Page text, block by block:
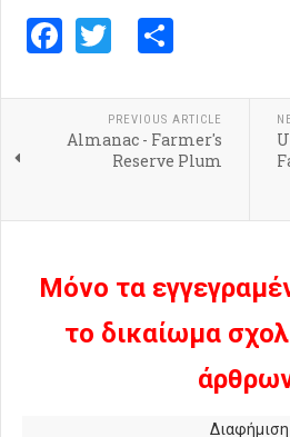
Facebook
Twitter
PREVIOUS ARTICLE
Almanac - Farmer's
Reserve Plum
Μόνο τα
το δικαίωμα
Διαφήμιση